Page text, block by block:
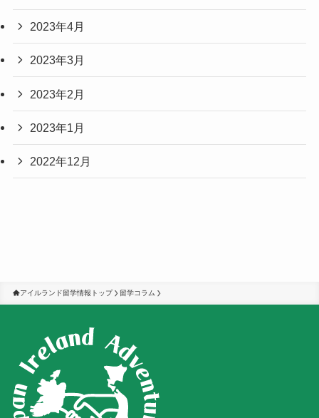
2023年4月
2023年3月
2023年2月
2023年1月
2022年12月
アイルランド留学情報トップ 留学コラム